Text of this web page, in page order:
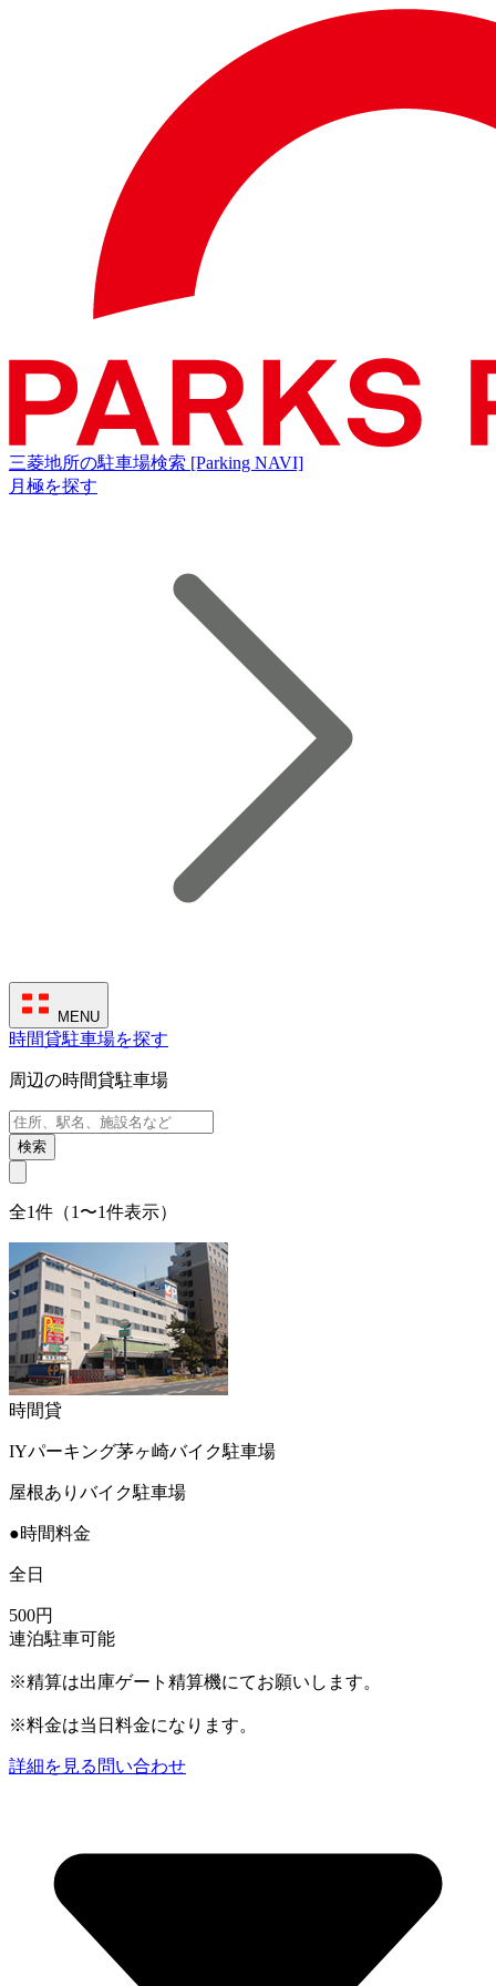
三菱地所の駐車場検索 [Parking NAVI]
月極を探す
MENU
時間貸駐車場を探す
周辺の時間貸駐車場
検索
全1件（1〜1件表示）
時間貸
IYパーキング茅ヶ崎バイク駐車場
屋根ありバイク駐車場
●時間料金
全日
500円
連泊駐車可能
※精算は出庫ゲート精算機にてお願いします。
※料金は当日料金になります。
詳細を見る 問い合わせ